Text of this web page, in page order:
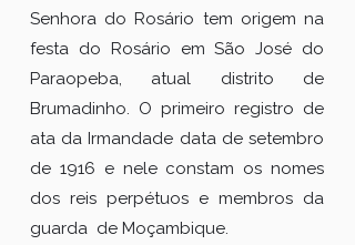
Senhora do Rosário tem origem na
festa do Rosário em São José do
Paraopeba, atual distrito de
Brumadinho. O primeiro registro de
ata da Irmandade data de setembro
de 1916 e nele constam os nomes
dos reis perpétuos e membros da
guarda de Moçambique.